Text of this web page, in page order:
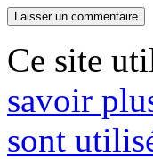
Ce site
savoir
sont